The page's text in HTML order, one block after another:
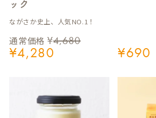
ック
通常価格 ¥4,680
¥4,280
ながさか史上、人気NO.1！
¥690